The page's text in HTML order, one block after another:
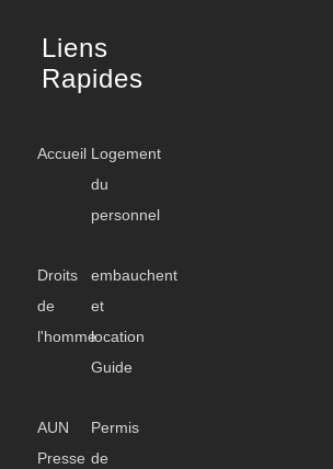
Liens
Rapides
Accueil Logement
du
personnel
Droits
de
l'homme
embauchent
et
location
Guide
AUN
Presse
Permis
de